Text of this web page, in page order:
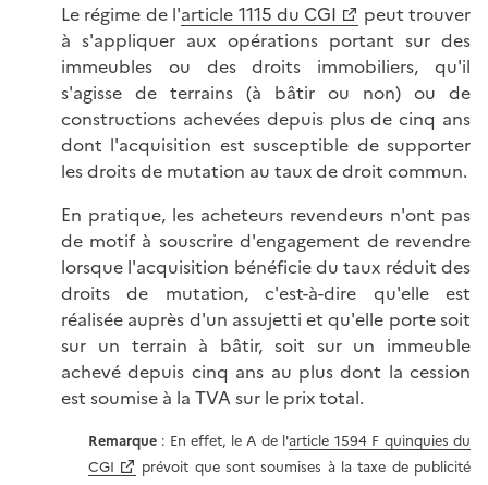
Le régime de l'article 1115 du CGI
peut trouver
à s'appliquer aux opérations portant sur des
immeubles ou des droits immobiliers, qu'il
s'agisse de terrains (à bâtir ou non) ou de
constructions achevées depuis plus de cinq ans
dont l'acquisition est susceptible de supporter
les droits de mutation au taux de droit commun.
En pratique, les acheteurs revendeurs n'ont pas
de motif à souscrire d'engagement de revendre
lorsque l'acquisition bénéficie du taux réduit des
droits de mutation, c'est-à-dire qu'elle est
réalisée auprès d'un assujetti et qu'elle porte soit
sur un terrain à bâtir, soit sur un immeuble
achevé depuis cinq ans au plus dont la cession
est soumise à la TVA sur le prix total.
Remarque : En effet, le A de l'article 1594 F quinquies du
CGI
prévoit que sont soumises à la taxe de publicité